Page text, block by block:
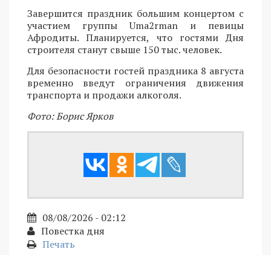
Завершится праздник большим концертом с
участием группы Uma2rman и певицы
Афродиты. Планируется, что гостями Дня
строителя станут свыше 150 тыс. человек.
Для безопасности гостей праздника 8 августа
временно введут ограничения движения
транспорта и продажи алкоголя.
Фото: Борис Ярков
08/08/2026 - 02:12
Повестка дня
Печать